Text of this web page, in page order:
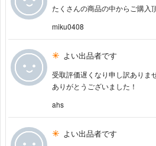
たくさんの商品の中からご購入
miku0408
よい出品者です
受取評価遅くなり申し訳ありま
ありがとうございました！
ahs
よい出品者です